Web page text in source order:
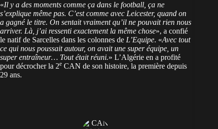
«Il y a des moments comme ça dans le football, ça ne
s’explique même pas. C’est comme avec Leicester, quand on
a gagné le titre. On sentait vraiment qu’il ne pouvait rien nous
arriver. Là, j’ai ressenti exactement la même chose», a confié
le natif de Sarcelles dans les colonnes de L’Equipe. «Avec tout
ce qui nous poussait autour, on avait une super équipe, un
super entraîneur… Tout était réuni.» L’Algérie en a profité
pour décrocher la 2e CAN de son histoire, la première depuis
29 ans.